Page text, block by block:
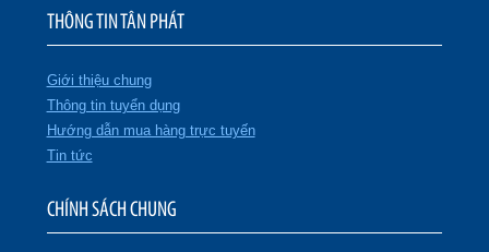
THÔNG TIN TÂN PHÁT
Giới thiệu chung
Thông tin tuyển dụng
Hướng dẫn mua hàng trực tuyến
Tin tức
CHÍNH SÁCH CHUNG